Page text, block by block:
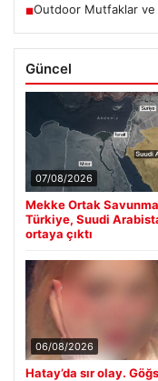
■Outdoor Mutfaklar ve
Güncel
07/08/2026
Mekke Ortak
Türkiye, Suudi
ortaya çıktı
06/08/2026
Hatay’da sır olay.